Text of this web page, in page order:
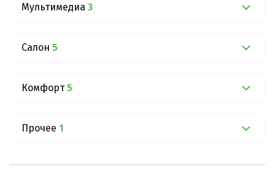
Мультимедиа 3
Салон 5
Комфорт 5
Прочее 1